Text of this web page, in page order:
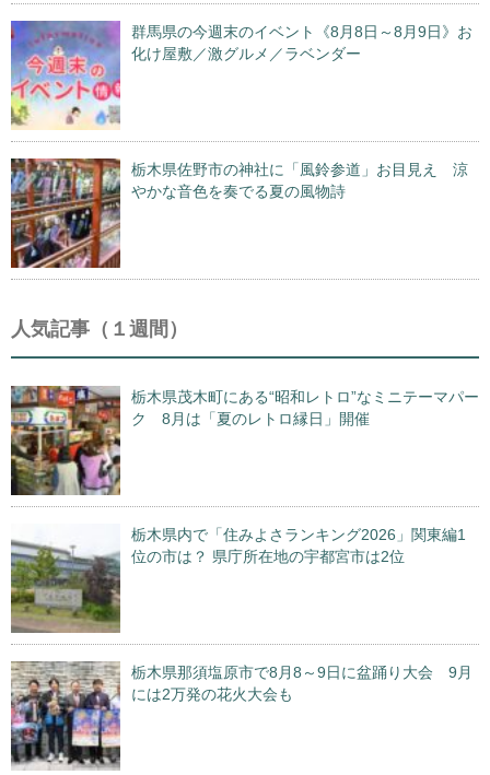
群馬県の今週末のイベント《8月8日～8月9日》お
化け屋敷／激グルメ／ラベンダー
栃木県佐野市の神社に「風鈴参道」お目見え 涼
やかな音色を奏でる夏の風物詩
人気記事（１週間）
栃木県茂木町にある“昭和レトロ”なミニテーマパー
ク 8月は「夏のレトロ縁日」開催
栃木県内で「住みよさランキング2026」関東編1
位の市は？ 県庁所在地の宇都宮市は2位
栃木県那須塩原市で8月8～9日に盆踊り大会 9月
には2万発の花火大会も